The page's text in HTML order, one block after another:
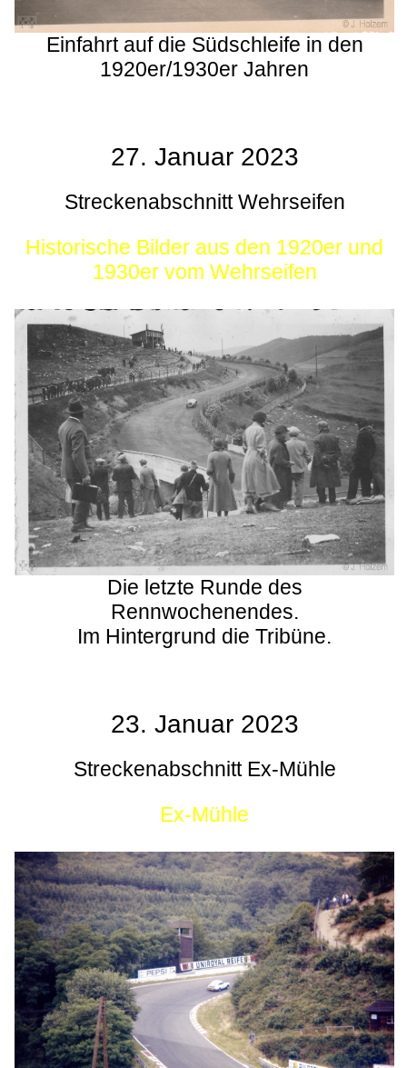
Einfahrt auf die Südschleife in den
1920er/1930er Jahren
27. Januar 2023
Streckenabschnitt Wehrseifen
Historische Bilder aus den 1920er und
1930er vom Wehrseifen
Die letzte Runde des
Rennwochenendes.
Im Hintergrund die Tribüne.
23. Januar 2023
Streckenabschnitt Ex-Mühle
Ex-Mühle